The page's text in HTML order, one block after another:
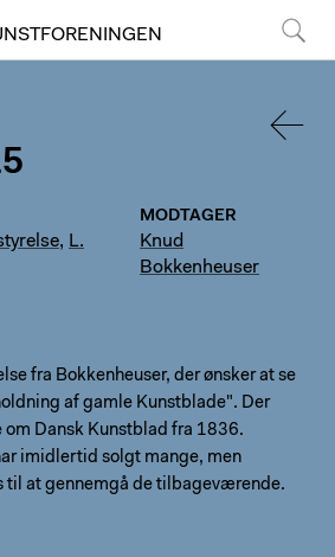
, L.
MODTAGER
Knud
Bokkenheuser
fra Bokkenheuser, der ønsker at se
af gamle Kunstblade". Der
Dansk Kunstblad fra 1836.
imidlertid solgt mange, men
til at gennemgå de tilbageværende.